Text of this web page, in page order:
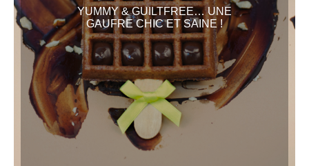
YUMMY & GUILTFREE… UNE
GAUFRE CHIC ET SAINE !